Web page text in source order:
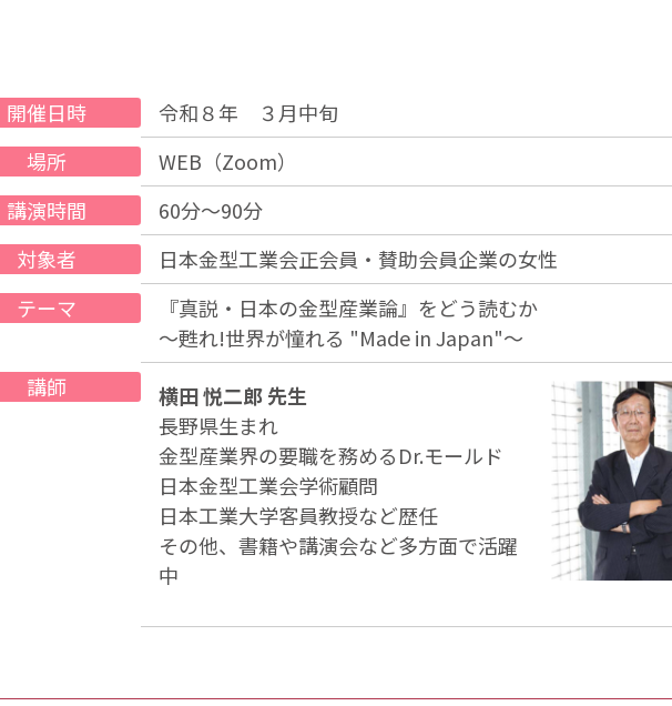
開催日時
令和８年 ３月中旬
場所
WEB（Zoom）
講演時間
60分～90分
対象者
日本金型工業会正会員・賛助会員企業の女性
テーマ
『真説・日本の金型産業論』をどう読むか
～甦れ!世界が憧れる "Made in Japan"～
講師
横田 悦二郎 先生
長野県生まれ
金型産業界の要職を務めるDr.モールド
日本金型工業会学術顧問
日本工業大学客員教授など歴任
その他、書籍や講演会など多方面で活躍
中